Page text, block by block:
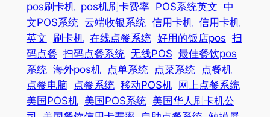
pos刷卡机 pos机刷卡费率 POS系统英文 中
文POS系统 云端收银系统 信用卡机 信用卡机
英文 刷卡机 在线点餐系统 好用的饭店pos 扫
码点餐 扫码点餐系统 无线POS 最佳餐饮pos
系统 海外pos机 点单系统 点菜系统
点餐机
点餐电脑
点餐系统 移动POS机
网上点餐系统
美国POS机 美国POS系统 美国华人刷卡机公